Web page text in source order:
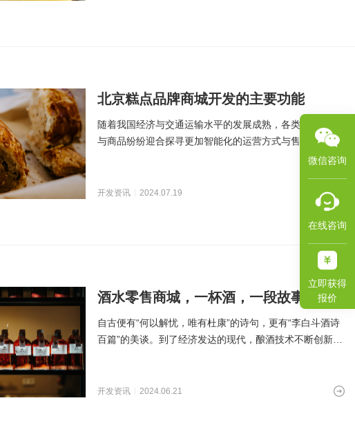
微信咨询
在线咨询
立即获得
报价
北京糕点品牌商城开发的主要功能
随着我国经济与交通运输水平的发展成熟，各类生活用品
与商品纷纷迎合探寻更加智能化的运营方式与售卖渠道，
开发资讯 2024.07.19
酒水零售商城，一杯酒，一段故事
自古便有“何以解忧，唯有杜康”的诗句，更有“李白斗酒诗
百篇”的美谈。到了经济发达的现代，酿酒技术不断创新发
开发资讯 2024.06.21